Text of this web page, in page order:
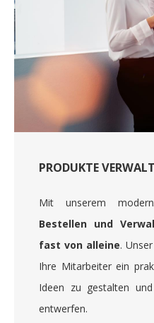
PRODUKTE
Mit unserem
Bestellen und
fast von alleine.
Ihre Mitarbeiter ein
Ideen zu gestalten
entwerfen.